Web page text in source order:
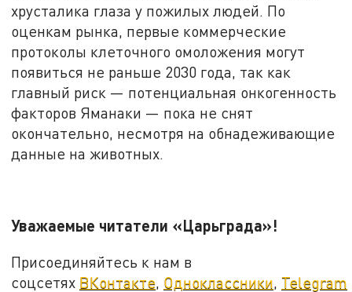
хрусталика глаза у пожилых людей. По
оценкам рынка, первые коммерческие
протоколы клеточного омоложения могут
появиться не раньше 2030 года, так как
главный риск — потенциальная онкогенность
факторов Яманаки — пока не снят
окончательно, несмотря на обнадеживающие
данные на животных.
Уважаемые читатели «Царьграда»!
Присоединяйтесь к нам в
соцсетях ВКонтакте, Одноклассники, Telegram